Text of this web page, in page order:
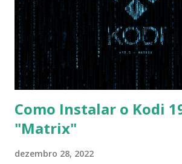
Order USB HDD: SATA CD: SATA HDD:
vai garantir que ele tente primeiro o
pelo CD e por último no HD. Apenas as
as necessá...
Como Instalar o Kodi
"Matrix"
dezembro 28, 2022